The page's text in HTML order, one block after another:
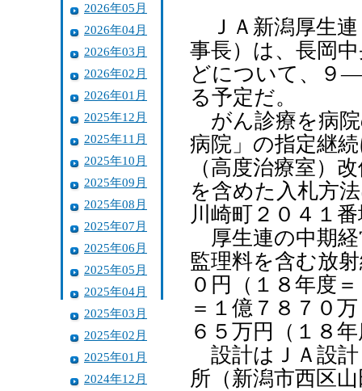
2026年05月
2026年04月
2026年03月
2026年02月
2026年01月
2025年12月
2025年11月
2025年10月
2025年09月
2025年08月
2025年07月
2025年06月
2025年05月
2025年04月
2025年03月
2025年02月
2025年01月
2024年12月
ＪＡ新潟厚生
事長）は、長岡
どについて、９
る予定だ。
がん診療を病院
病院」の指定継
（高度治療室）
を含めた入札方
川崎町２０４１
厚生連の中期
監理料を含む放
０円（１８年度
＝１億７８７０
６５万円（１８
設計はＪＡ設計
所（新潟市西区